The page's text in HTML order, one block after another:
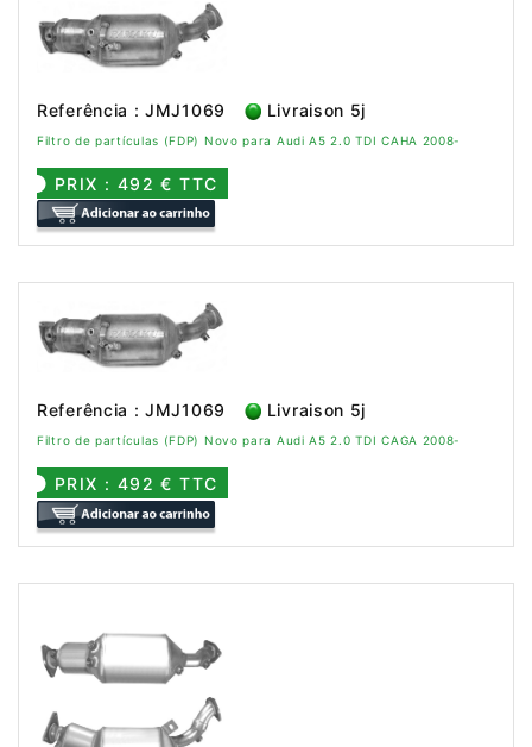
Referência : JMJ1069 Livraison 5j
Filtro de partículas (FDP) Novo para Audi A5 2.0 TDI CAHA 2008-
PRIX : 492 € TTC
Referência : JMJ1069 Livraison 5j
Filtro de partículas (FDP) Novo para Audi A5 2.0 TDI CAGA 2008-
PRIX : 492 € TTC